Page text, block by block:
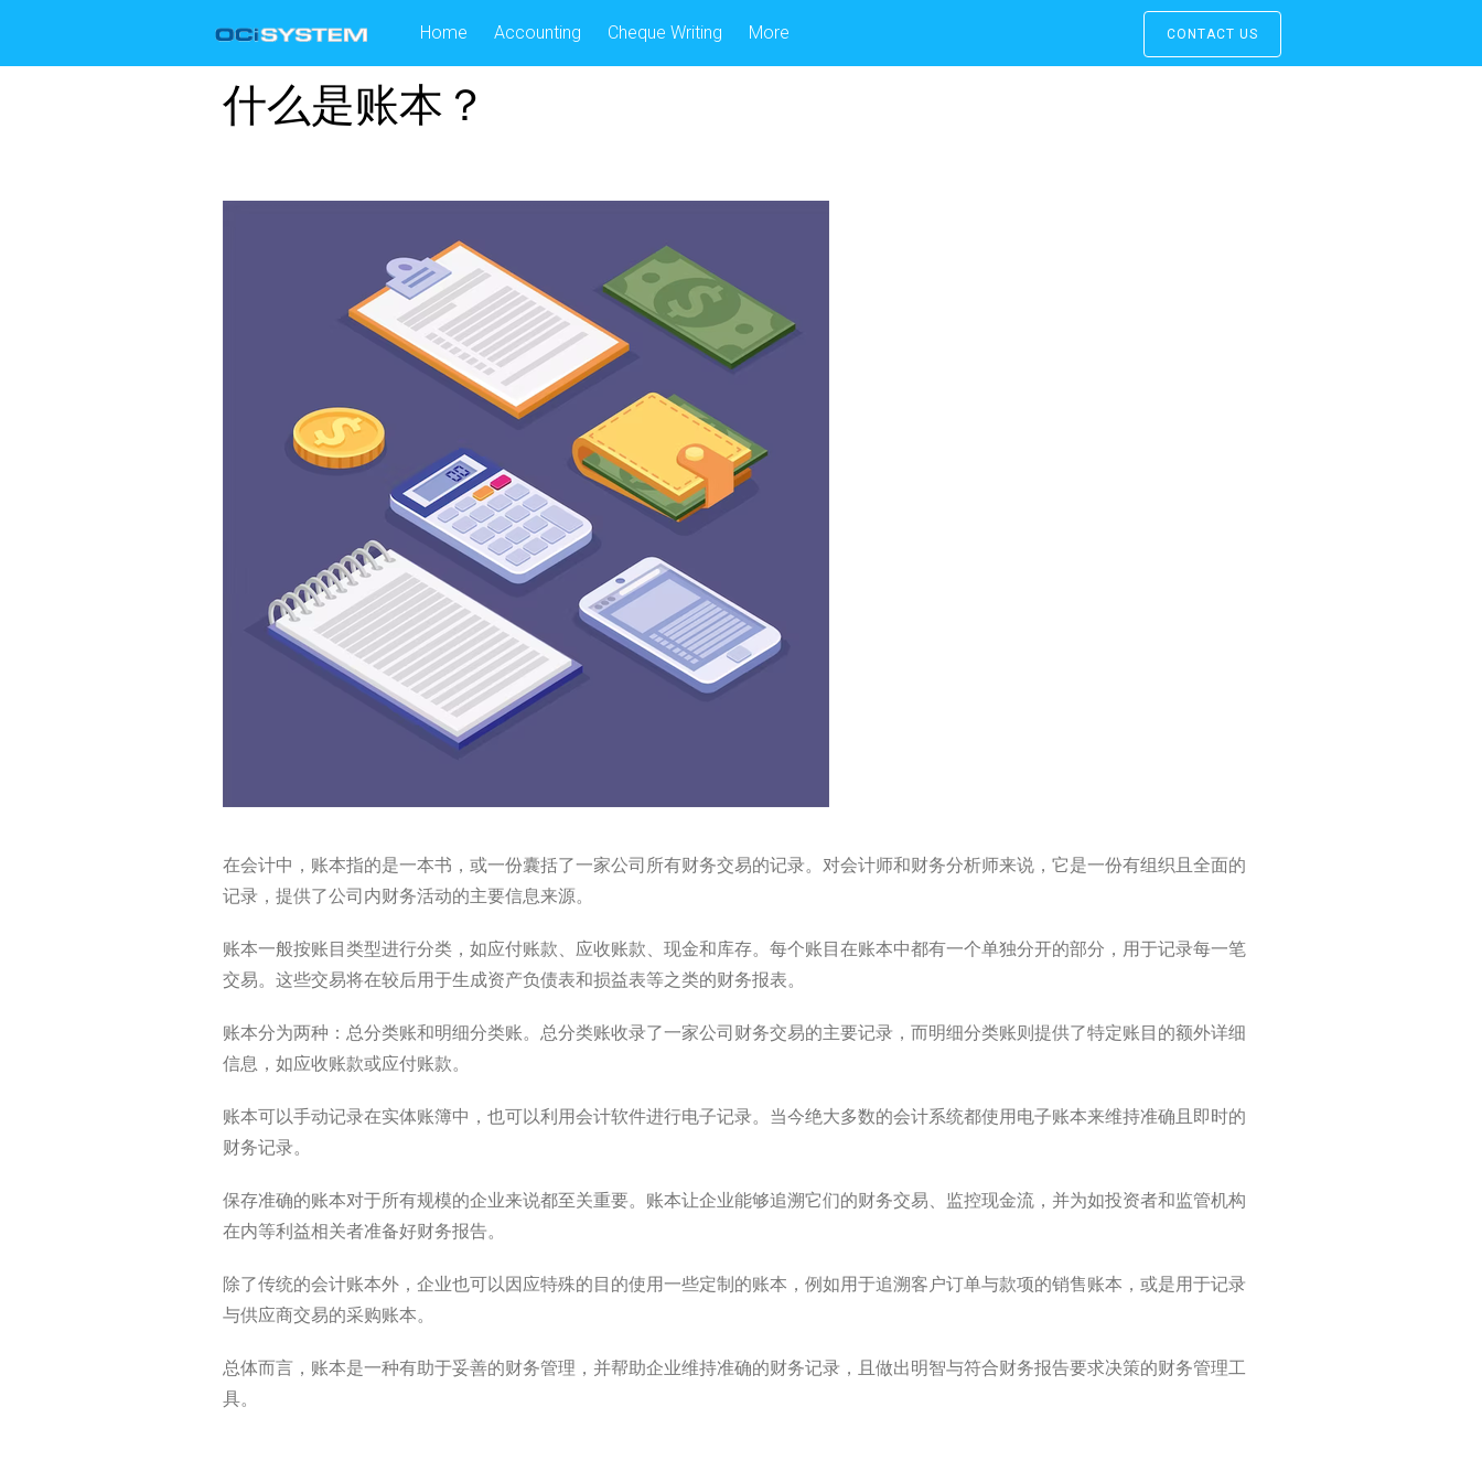
Home Accounting Cheque Writing More CONTACT US
什么是账本？
在会计中，账本指的是一本书，或一份囊括了一家公司所有财务交易的记录。对会计师和财务分析师来说，它是一份有组织且全面的
记录，提供了公司内财务活动的主要信息来源。
账本一般按账目类型进行分类，如应付账款、应收账款、现金和库存。每个账目在账本中都有一个单独分开的部分，用于记录每一笔
交易。这些交易将在较后用于生成资产负债表和损益表等之类的财务报表。
账本分为两种：总分类账和明细分类账。总分类账收录了一家公司财务交易的主要记录，而明细分类账则提供了特定账目的额外详细
信息，如应收账款或应付账款。
账本可以手动记录在实体账簿中，也可以利用会计软件进行电子记录。当今绝大多数的会计系统都使用电子账本来维持准确且即时的
财务记录。
保存准确的账本对于所有规模的企业来说都至关重要。账本让企业能够追溯它们的财务交易、监控现金流，并为如投资者和监管机构
在内等利益相关者准备好财务报告。
除了传统的会计账本外，企业也可以因应特殊的目的使用一些定制的账本，例如用于追溯客户订单与款项的销售账本，或是用于记录
与供应商交易的采购账本。
总体而言，账本是一种有助于妥善的财务管理，并帮助企业维持准确的财务记录，且做出明智与符合财务报告要求决策的财务管理工
具。